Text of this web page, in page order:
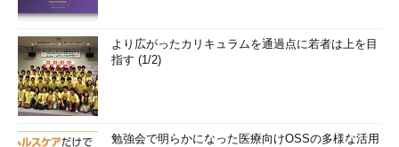
より広がったカリキュラムを通過点に若者は上を目
指す (1/2)
勉強会で明らかになった医療向けOSSの多様な活用